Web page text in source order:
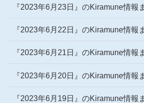
『2023年6月23日』のKiramune情報
『2023年6月22日』のKiramune情報
『2023年6月21日』のKiramune情報
『2023年6月20日』のKiramune情報
『2023年6月19日』のKiramune情報